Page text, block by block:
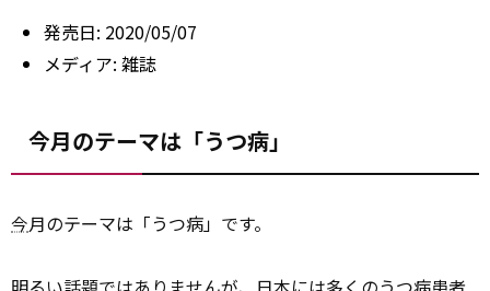
発売日: 2020/05/07
メディア: 雑誌
今月のテーマは「うつ病」
今月のテーマは「うつ病」です。